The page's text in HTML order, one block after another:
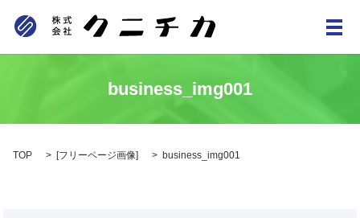
メ
business_img001
TOP [フリーページ画像] business_img001